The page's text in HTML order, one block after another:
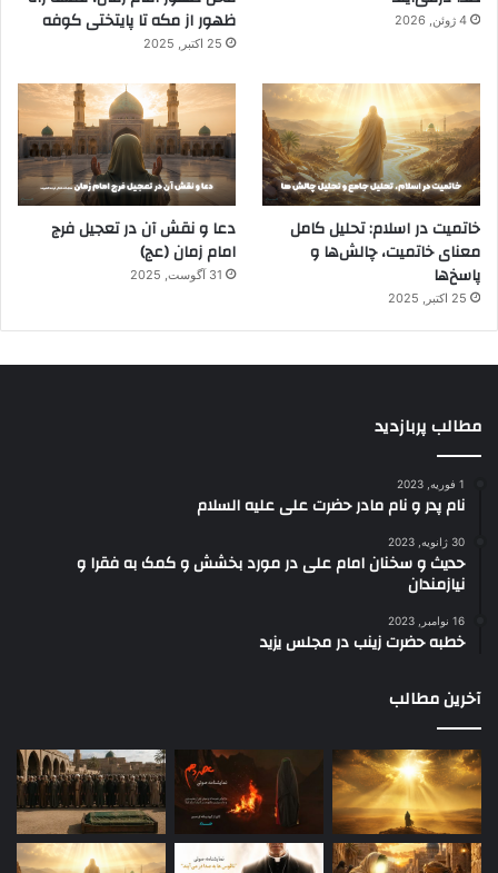
4 ژوئن, 2026
ظهور از مکه تا پایتختی کوفه
25 اکتبر, 2025
خاتمیت در اسلام: تحلیل کامل
معنای خاتمیت، چالش‌ها و
پاسخ‌ها
25 اکتبر, 2025
دعا و نقش آن در تعجیل فرج
امام زمان (عج)
31 آگوست, 2025
مطالب پربازدید
1 فوریه, 2023
نام پدر و نام مادر حضرت علی علیه السلام
30 ژانویه, 2023
حدیث و سخنان امام علی در مورد بخشش و کمک به فقرا و
نیازمندان
16 نوامبر, 2023
خطبه حضرت زینب در مجلس یزید
آخرین مطالب